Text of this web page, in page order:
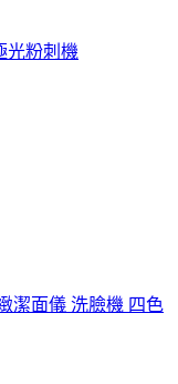
光粉刺機
潔面儀 洗臉機 四色